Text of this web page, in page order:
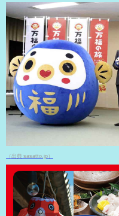
（出典 sasatto.jp）